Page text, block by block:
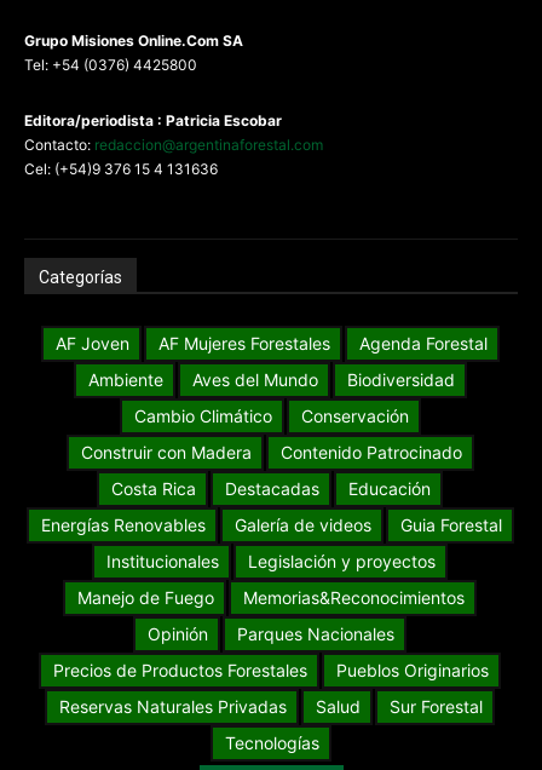
Grupo Misiones Online.Com SA
Tel: +54 (0376) 4425800
Editora/periodista : Patricia Escobar
Contacto: redaccion@argentinaforestal.com
Cel: (+54)9 376 15 4 131636
Categorías
AF Joven AF Mujeres Forestales
Agenda Forestal
Ambiente
Aves del Mundo
Biodiversidad
Cambio Climático
Conservación
Construir con Madera
Contenido Patrocinado
Costa Rica
Destacadas
Educación
Energías Renovables
Galería de videos
Guia Forestal
Institucionales
Legislación y proyectos
Manejo de Fuego
Memorias&Reconocimientos
Opinión
Parques Nacionales
Precios de Productos Forestales
Pueblos Originarios
Reservas Naturales Privadas
Salud
Sur Forestal
Tecnologías